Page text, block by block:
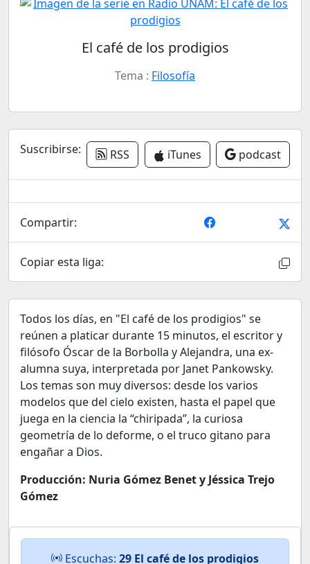
El café de los prodigios
Tema : Filosofía
Suscribirse: RSS iTunes podcast
Compartir:
Copiar esta liga:
Todos los días, en "El café de los prodigios" se
reúnen a platicar durante 15 minutos, el escritor y
filósofo Óscar de la Borbolla y Alejandra, una ex-
alumna suya, interpretada por Janet Pankowsky.
Los temas son muy diversos: desde los varios
modelos que del cielo existen, hasta el papel que
juega en la ciencia la “chiripada”, la curiosa
geometría de lo deforme, o el truco gitano para
engañar a Dios.
Producción: Nuria Gómez Benet y Jéssica Trejo
Gómez
Escuchas: 29 El café de los prodigios